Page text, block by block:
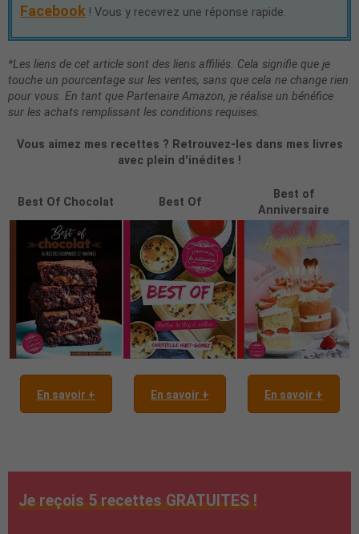
Facebook ! Vous y recevrez une réponse rapide.
*Les liens de cet article sont des liens affiliés. Cela signifie que je
touche un pourcentage sur les ventes, sans que cela ne change rien
pour vous. En tant que Partenaire Amazon, je réalise un bénéfice
sur les achats remplissant les conditions requises.
Vous aimez mes recettes ? Retrouvez-les dans mes livres
avec plein d'inédites !
Best Of Chocolat Best Of
Best of
Anniversaire
En savoir + En savoir + En savoir +
Je reçois 5 recettes GRATUITES !